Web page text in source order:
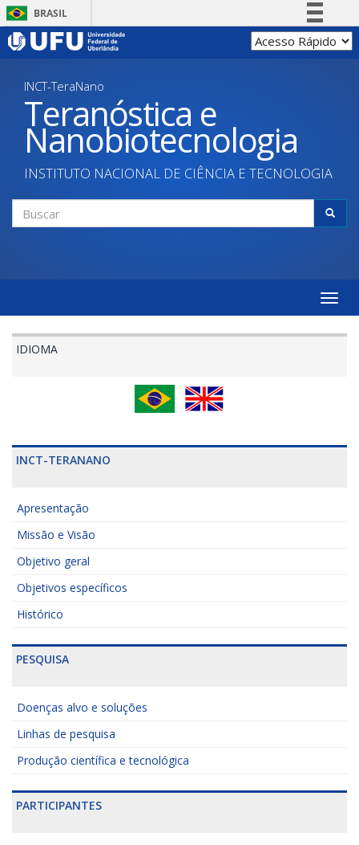
Pular
para
BRASIL
Simplifique!
Acesso à informação
Legislação
Canais
INCT-TeraNano
Teranóstica e
Nanobiotecnologia
INSTITUTO NACIONAL DE CIÊNCIA E TECNOLOGIA
Formulário
Toggle
IDIOMA
INCT-TERANANO
Apresentação
Missão e Visão
Objetivo geral
Objetivos específicos
Histórico
PESQUISA
Doenças alvo e soluções
Linhas de pesquisa
Produção científica e tecnológica
PARTICIPANTES